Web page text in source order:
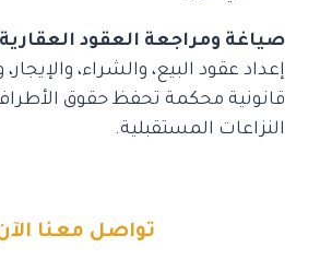
صياغة ومراجعة العقود
إعداد عقود البيع، والشراء،
قانونية محكمة تحفظ حقوق
النزاعات المستقبلية.
تواصل معنا